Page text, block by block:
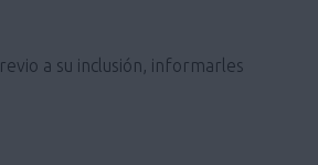
a su inclusión, informarles